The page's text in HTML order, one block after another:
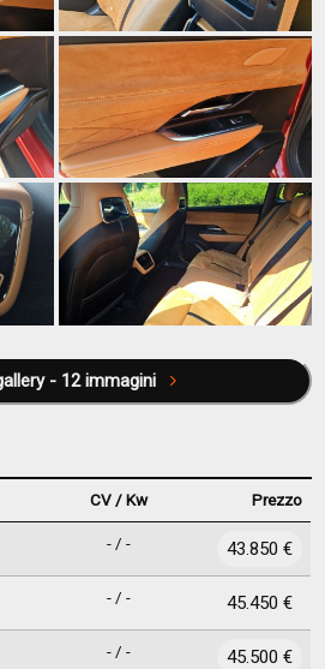
Tutta la gallery - 12 immagini
CV / Kw Prezzo
- / - 43.850 €
- / - 45.450 €
- / - 45.500 €